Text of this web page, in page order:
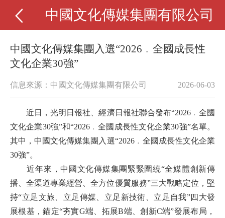
中國文化傳媒集團有限公司
中國文化傳媒集團入選“2026﹒全國成長性
文化企業30強”
信息來源：中國文化傳媒集團有限公司 2026-06-03
近日，光明日報社、經濟日報社聯合發布“2026﹒全國
文化企業30強”和“2026﹒全國成長性文化企業30強”名單。
其中，中國文化傳媒集團入選“2026﹒全國成長性文化企業
30強”。
近年來，中國文化傳媒集團緊緊圍繞“全媒體創新傳
播、全渠道專業經營、全方位優質服務”三大戰略定位，堅
持“立足文旅、立足傳媒、立足新技術、立足自我”四大發
展根基，錨定“夯實G端、拓展B端、創新C端”發展布局，